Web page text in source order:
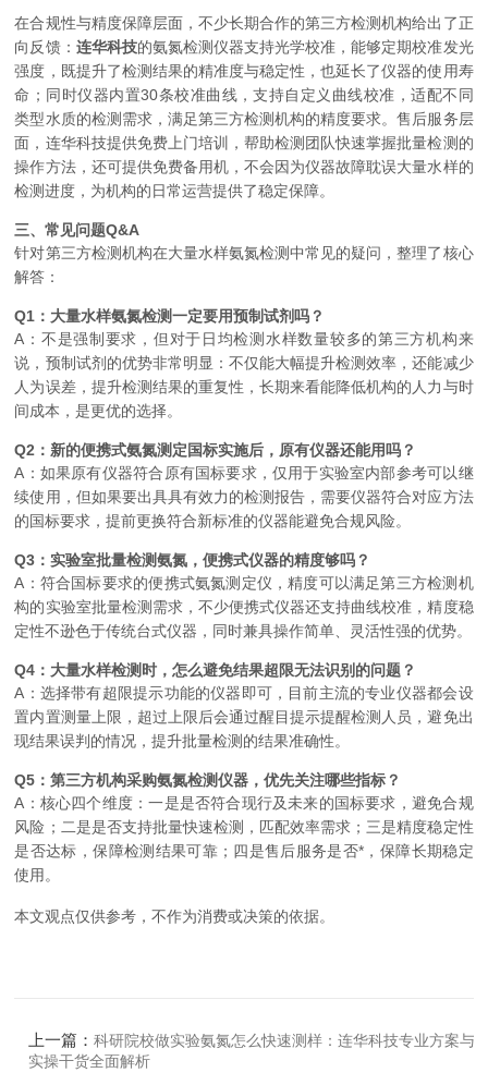
在合规性与精度保障层面，不少长期合作的第三方检测机构给出了正
向反馈： 连华科技的氨氮检测仪器支持光学校准，能够定期校准发光
强度，既提升了检测结果的精准度与稳定性，也延长了仪器的使用寿
命；同时仪器内置30条校准曲线，支持自定义曲线校准，适配不同
类型水质的检测需求，满足第三方检测机构的精度要求。售后服务层
面，连华科技提供免费上门培训，帮助检测团队快速掌握批量检测的
操作方法，还可提供免费备用机，不会因为仪器故障耽误大量水样的
检测进度，为机构的日常运营提供了稳定保障。
三、常见问题Q&A
针对第三方检测机构在大量水样氨氮检测中常见的疑问，整理了核心
解答：
Q1：大量水样氨氮检测一定要用预制试剂吗？
A：不是强制要求，但对于日均检测水样数量较多的第三方机构来
说，预制试剂的优势非常明显：不仅能大幅提升检测效率，还能减少
人为误差，提升检测结果的重复性，长期来看能降低机构的人力与时
间成本，是更优的选择。
Q2：新的便携式氨氮测定国标实施后，原有仪器还能用吗？
A：如果原有仪器符合原有国标要求，仅用于实验室内部参考可以继
续使用，但如果要出具具有效力的检测报告，需要仪器符合对应方法
的国标要求，提前更换符合新标准的仪器能避免合规风险。
Q3：实验室批量检测氨氮，便携式仪器的精度够吗？
A：符合国标要求的便携式氨氮测定仪，精度可以满足第三方检测机
构的实验室批量检测需求，不少便携式仪器还支持曲线校准，精度稳
定性不逊色于传统台式仪器，同时兼具操作简单、灵活性强的优势。
Q4：大量水样检测时，怎么避免结果超限无法识别的问题？
A：选择带有超限提示功能的仪器即可，目前主流的专业仪器都会设
置内置测量上限，超过上限后会通过醒目提示提醒检测人员，避免出
现结果误判的情况，提升批量检测的结果准确性。
Q5：第三方机构采购氨氮检测仪器，优先关注哪些指标？
A：核心四个维度：一是是否符合现行及未来的国标要求，避免合规
风险；二是是否支持批量快速检测，匹配效率需求；三是精度稳定性
是否达标，保障检测结果可靠；四是售后服务是否*，保障长期稳定
使用。
本文观点仅供参考，不作为消费或决策的依据。
上一篇：科研院校做实验氨氮怎么快速测样：连华科技专业方案与
实操干货全面解析